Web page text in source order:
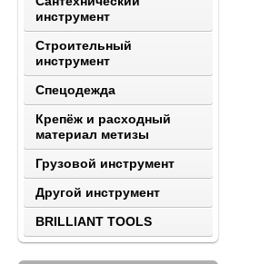
инструмент
Строительный
инструмент
Спецодежда
Крепёж и расходный
материал метизы
Грузовой инструмент
Другой инструмент
BRILLIANT TOOLS